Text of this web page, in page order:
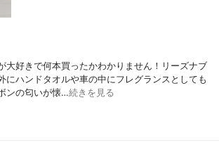
大好きで何本買ったかわかりません！リーズナブ
にハンドタオルや車の中にフレグランスとしても
ンの匂いが懐…続きを見る